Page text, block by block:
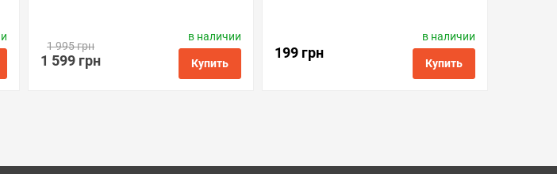
1 599 грн
Код товара:
rsс.mc-g03 199 грн cc.mc-g03